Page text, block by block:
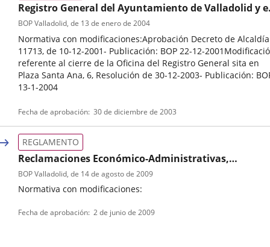
Registro General del Ayuntamiento de Valladolid y
horario de apertura de las oficinas municipales,
Instrucción Funcionamiento
Normativa con modificaciones:Aprobación Decreto de
11713, de 10-12-2001- Publicación: BOP 22-12-
referente al cierre de la Oficina del Registro General sita en
Plaza Santa Ana, 6, Resolución de 30-12-2003- Publicación:
13-1-2004
de
normativa
boletin
BOP Valladolid, de 13 de enero de 2004
Fecha de aprobación 30 de diciembre de 2003
Reclamaciones Económico-Administrativas,
Reglamento Orgánico para la Resolución
Normativa con modificaciones:
de
REGLAMENTO
boletin
BOP Valladolid, de 14 de agosto de 2009
Fecha de aprobación 2 de junio de 2009